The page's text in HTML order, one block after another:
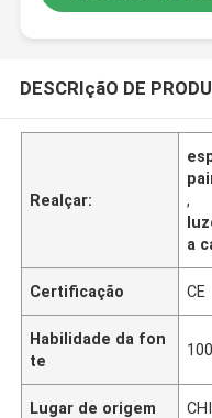
DESCRIçãO DE
Realçar:
,
a
Certificação CE
Habilidade da fon
te
Lugar de origem